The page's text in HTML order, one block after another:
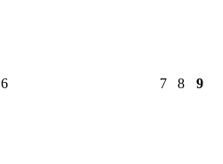
6 7 8 9